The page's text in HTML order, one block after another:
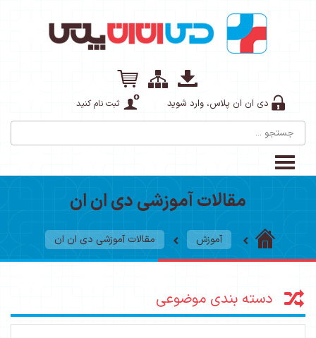
دی ان ان پلاس، وارد شوید ثبت نام کنید
مقالات آموزشی دی ان ان
آموزش مقالات آموزشی دی ان ان
دسته بندی موضوعی